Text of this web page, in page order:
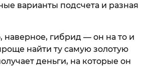
варианты подсчета и разная
наверное, гибрид — он на то и
найти ту самую золотую
деньги, на которые он